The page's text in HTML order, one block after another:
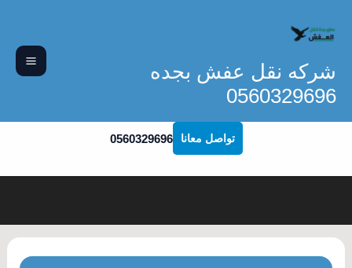
شركه نقل عفش بجده
0560329696
تواصل معانا 0560329696